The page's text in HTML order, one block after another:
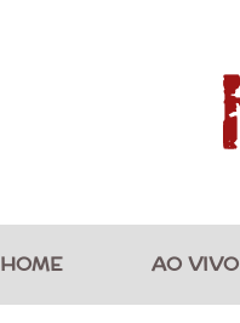
HOME AO VIVO